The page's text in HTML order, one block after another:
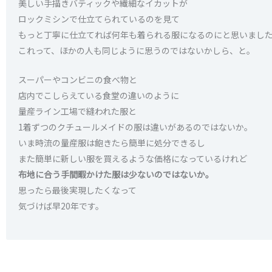
美しい手描きバティックや繊細なイカットが
ロックミシンで仕立てられているのを見て
もっと丁寧に仕立てれば何年も着られる服になるのにと思いまし
これって、ほかの人も同じように思うのではないかしら、と。
スーパーやコンビニの食べ物と
店内でこしらえている食堂の違いのように
量産ライン工場で縫われた服と
1着ずつのクチュールメイドの服は違いがあるのではないか。
いま時流の量産服は飽きたら簡単に処分できるし
また簡単に新しい服を買えるような価格になっているけれど
布地に合う手間暇かけた服は少ないのではないか。
思ったら最後実現したくなって
気づけば早20年です。